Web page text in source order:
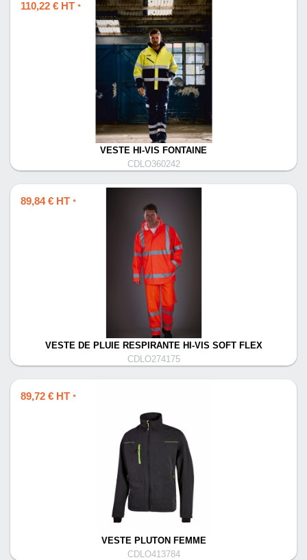
110,22 € HT *
VESTE HI-VIS FONTAINE
CDLO360242
89,84 € HT *
VESTE DE PLUIE RESPIRANTE HI-VIS SOFT FLEX
CDLO274175
89,72 € HT *
VESTE PLUTON FEMME
CDLO413784